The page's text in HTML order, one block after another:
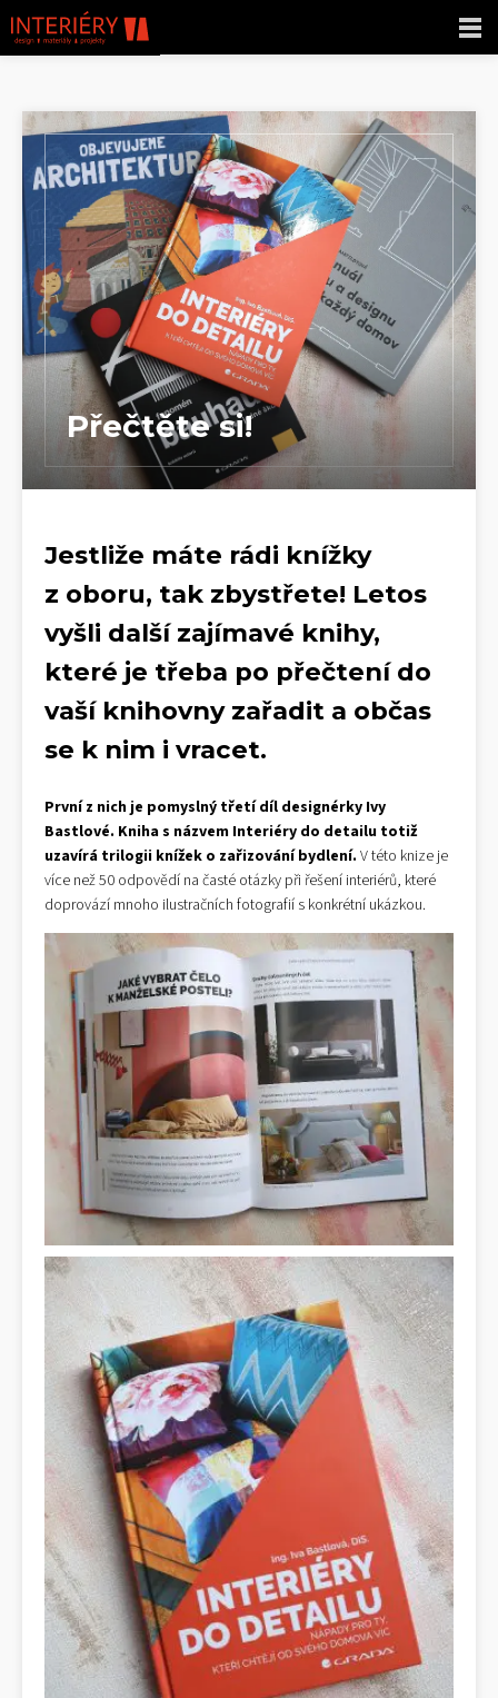
Přečtěte si!
Jestliže máte rádi knížky
z oboru, tak zbystřete! Letos
vyšli další zajímavé knihy,
které je třeba po přečtení do
vaší knihovny zařadit a občas
se k nim i vracet.
První z nich je pomyslný třetí díl designérky Ivy
Bastlové. Kniha s názvem Interiéry do detailu totiž
uzavírá trilogii knížek o zařizování bydlení. V této knize je
více než 50 odpovědí na časté otázky při řešení interiérů, které
doprovází mnoho ilustračních fotografií s konkrétní ukázkou.